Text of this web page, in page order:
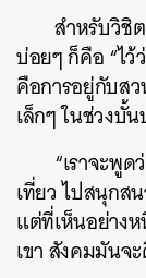
สำหรับวิชิ
บ่อยๆ ก็คือ “ไว้
คือการอยู่กับส
เล็กๆ ในช่วงบั้
“เราจะพู
เที่ยว ไปสนุกส
แต่ที่เห็นอย่าง
เขา สังคมมันจ